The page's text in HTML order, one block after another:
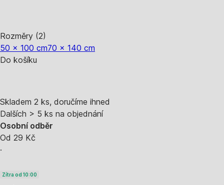
Rozměry (2)
50 x 100 cm70 x 140 cm
Do košíku
Skladem 2 ks, doručíme ihned
Dalších > 5 ks na objednání
Osobní odběr
Od 29 Kč
·
Zítra od 10:00